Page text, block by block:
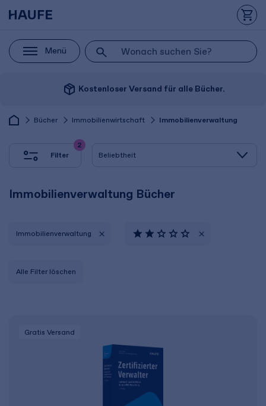
Menü
package_2 Kostenloser Versand für alle Bücher.
Bücher Immobilienwirtschaft Immobilienverwaltung
Filter
2
Immobilienverwaltung Bücher
Immobilienverwaltung
Alle Filter löschen
Gratis Versand